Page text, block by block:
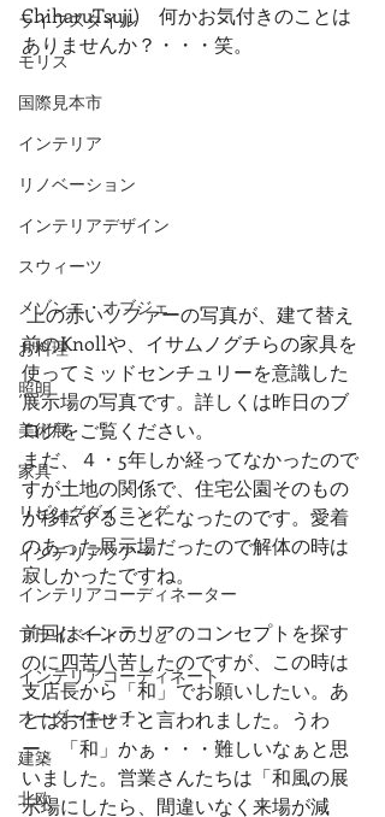
ライフスタイル
モリス
国際見本市
インテリア
リノベーション
インテリアデザイン
スウィーツ
メゾンエ・オブジェ
お料理
照明
美術展
家具
リビングダイニング
インテリアツアー
インテリアコーディネーター
プライベートのこと
インテリアコーディネート
オーダーキッチン
建築
北欧
ChiharuTsuji)　何かお気付きのことは
ありませんか？・・・笑。
上の赤いソファーの写真が、建て替え
前のKnollや、イサムノグチらの家具を
使ってミッドセンチュリーを意識した
展示場の写真です。詳しくは昨日のブ
ログをご覧ください。
まだ、４・5年しか経ってなかったので
すが土地の関係で、住宅公園そのもの
が移転することになったのです。愛着
のあった展示場だったので解体の時は
寂しかったですね。
前回はインテリアのコンセプトを探す
のに四苦八苦したのですが、この時は
支店長から「和」でお願いしたい。あ
とはお任せ！と言われました。うわ
ー、「和」かぁ・・・難しいなぁと思
いました。営業さんたちは「和風の展
示場にしたら、間違いなく来場が減